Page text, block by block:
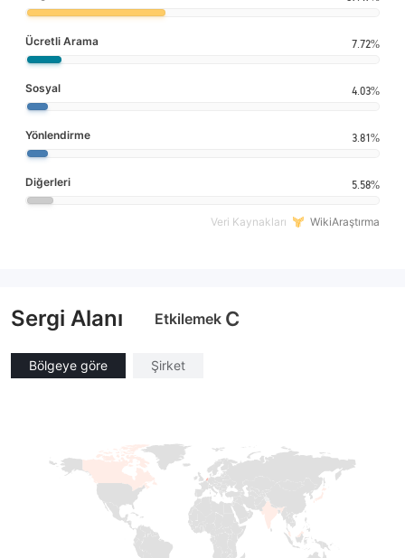
Ücretli Arama 7.72%
Sosyal 4.03%
Yönlendirme 3.81%
Diğerleri 5.58%
Veri Kaynakları WikiAraştırma
Sergi Alanı Etkilemek C
Bölgeye göre Şirket